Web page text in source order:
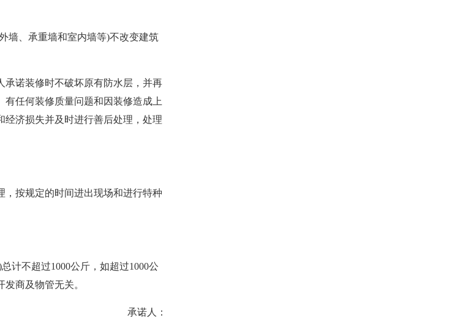
墙、承重墙和室内墙等)不改变建筑
承诺装修时不破坏原有防水层，并再
任何装修质量问题和因装修造成上
济损失并及时进行善后处理，处理
按规定的时间进出现场和进行特种
计不超过1000公斤，如超过1000公
商及物管无关。
承诺人：